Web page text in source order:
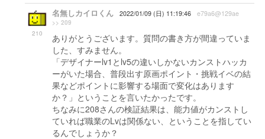
210
名無しカイロくん 2022/01/09 (日) 11:19:46 e79a6@129ae
>> 209
ありがとうございます。質問の書き方が間違っていま
した、すみません。
「デザイナーlv1とlv5の違いしかないカンストハッカ
ーがいた場合、普段出す原画ポイント・挑戦イベの結
果などポイントに影響する場面で変化はあります
か？」ということを言いたかったです。
ちなみに208さんの検証結果は、能力値がカンストし
ていれば職業のLvは関係ない、ということを指してい
るんでしょうか？